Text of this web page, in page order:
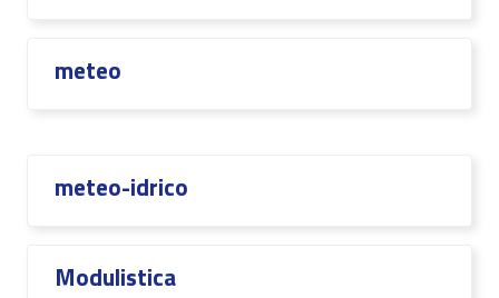
meteo
meteo-idrico
Modulistica